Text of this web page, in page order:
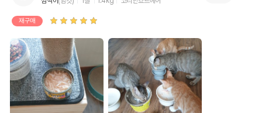
칼슘
0.1% 0.56%
오메가3 0%
오메가6 0%
수분 82%
재구매